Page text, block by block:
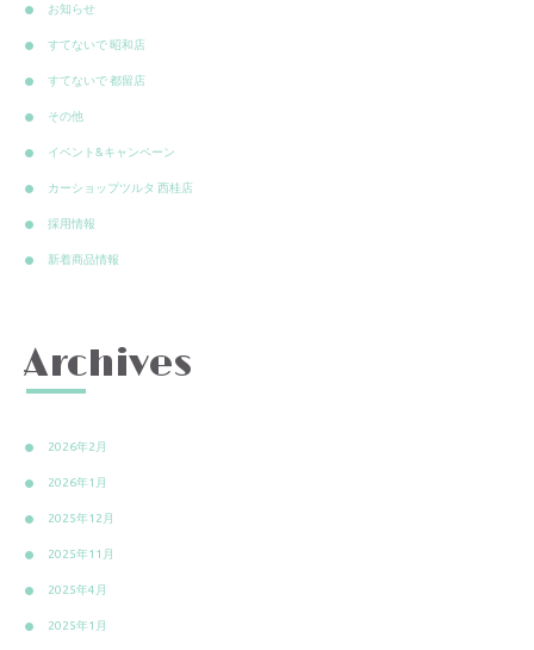
お知らせ
すてないで 昭和店
すてないで 都留店
その他
イベント&キャンペーン
カーショップツルタ 西桂店
採用情報
新着商品情報
Archives
2026年2月
2026年1月
2025年12月
2025年11月
2025年4月
2025年1月